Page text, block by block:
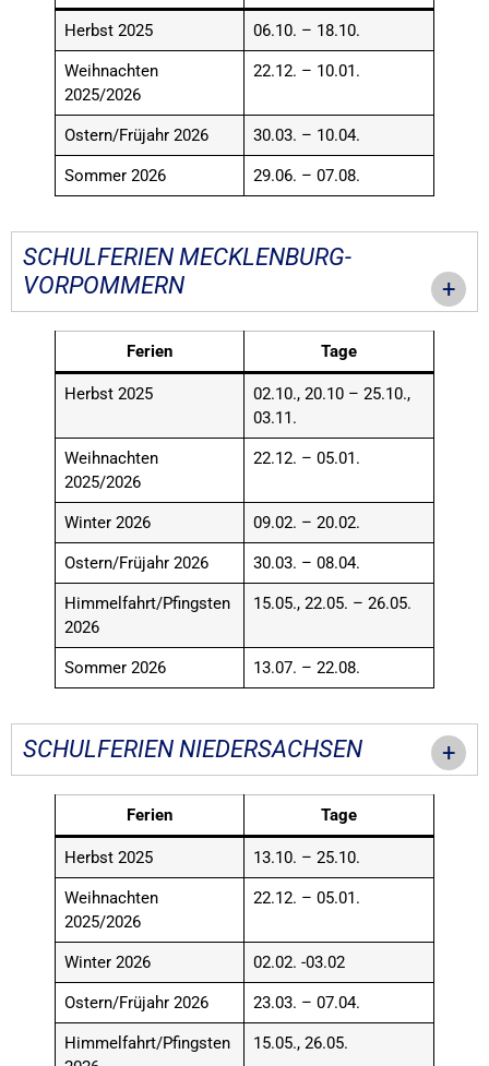
Herbst 2025 06.10. – 18.10.
Weihnachten
2025/2026
22.12. – 10.01.
Ostern/Früjahr 2026 30.03. – 10.04.
Sommer 2026 29.06. – 07.08.
SCHULFERIEN MECKLENBURG-
VORPOMMERN
Ferien Tage
Herbst 2025
02.10., 20.10 – 25.10.,
03.11.
Weihnachten
2025/2026
22.12. – 05.01.
Winter 2026 09.02. – 20.02.
Ostern/Früjahr 2026 30.03. – 08.04.
Himmelfahrt/Pfingsten
2026
15.05., 22.05. – 26.05.
Sommer 2026 13.07. – 22.08.
SCHULFERIEN NIEDERSACHSEN
Ferien Tage
Herbst 2025 13.10. – 25.10.
Weihnachten
2025/2026
22.12. – 05.01.
Winter 2026 02.02. -03.02
Ostern/Früjahr 2026 23.03. – 07.04.
Himmelfahrt/Pfingsten
15.05., 26.05.